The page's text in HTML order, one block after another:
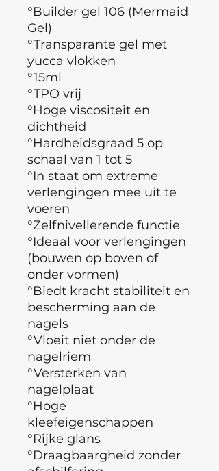
°Builder gel 106 (Mermaid
Gel)
°Transparante gel met
yucca vlokken
°15ml
°TPO vrij
°Hoge viscositeit en
dichtheid
°Hardheidsgraad 5 op
schaal van 1 tot 5
°In staat om extreme
verlengingen mee uit te
voeren
°Zelfnivellerende functie
°Ideaal voor verlengingen
(bouwen op boven of
onder vormen)
°Biedt kracht stabiliteit en
bescherming aan de
nagels
°Vloeit niet onder de
nagelriem
°Versterken van
nagelplaat
°Hoge
kleefeigenschappen
°Rijke glans
°Draagbaargheid zonder